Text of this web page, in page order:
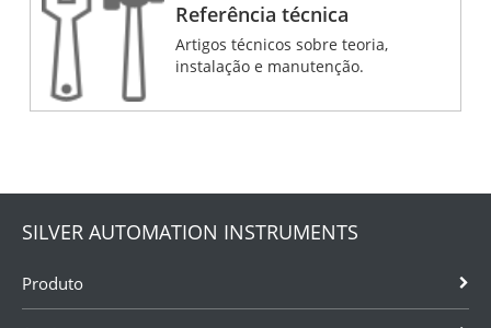
Referência técnica
Artigos técnicos sobre teoria,
instalação e manutenção.
SILVER AUTOMATION INSTRUMENTS
Produto